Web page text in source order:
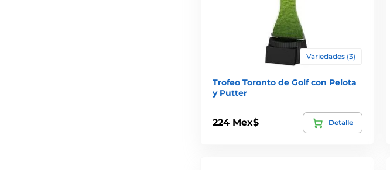
Variedades (3)
Trofeo Toronto de Golf con Pelota
y Putter
224 Mex$ Detalle